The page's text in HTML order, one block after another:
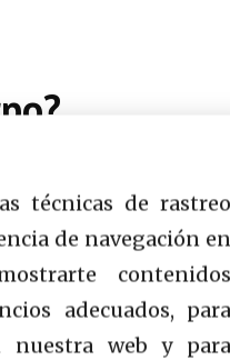
K regula la
a la primera
vasos, sino que
al calcio en los
más
técnicas de rastreo
de navegación en
contenidos
adecuados, para
nuestra web y para